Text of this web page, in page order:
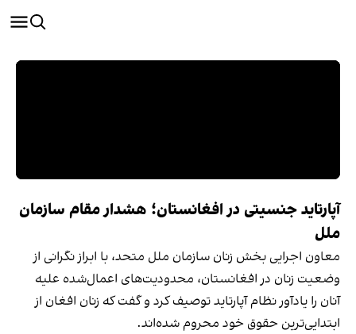
آپارتاید جنسیتی در افغانستان؛ هشدار مقام سازمان
ملل
معاون اجرایی بخش زنان سازمان ملل متحد، با ابراز نگرانی از
وضعیت زنان در افغانستان، محدودیت‌های اعمال‌شده علیه
آنان را یادآور نظام آپارتاید توصیف کرد و گفت که زنان افغان از
ابتدایی‌ترین حقوق خود محروم شده‌اند.